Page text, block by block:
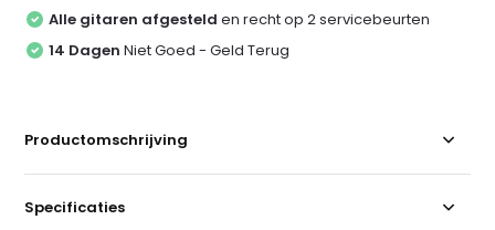
Alle gitaren afgesteld en recht op 2 servicebeurten
14 Dagen Niet Goed - Geld Terug
Productomschrijving
Specificaties